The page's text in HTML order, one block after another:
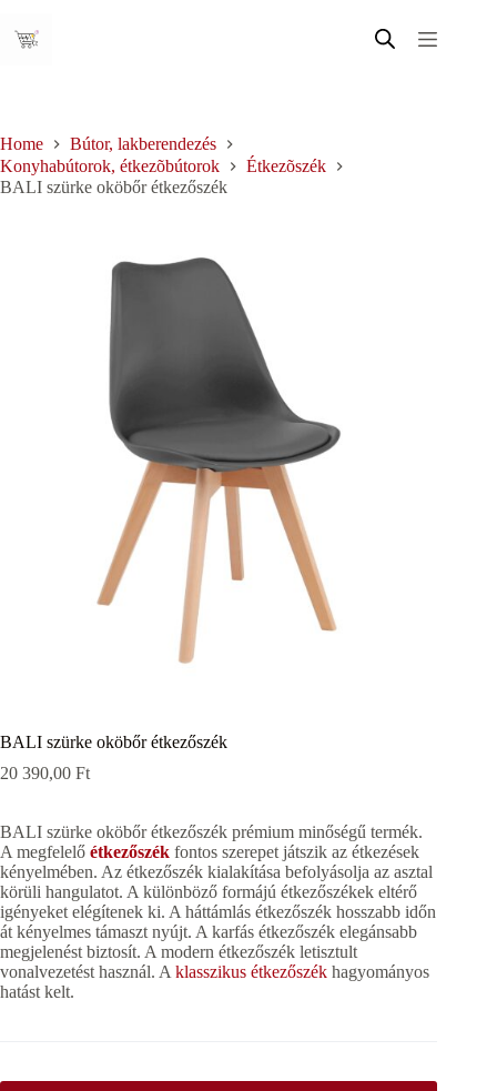
content
Home
Bútor, lakberendezés
Konyhabútorok, étkezõbútorok
Étkezõszék
BALI szürke oköbőr étkezőszék
BALI szürke oköbőr étkezőszék
20 390,00 Ft
BALI szürke oköbőr étkezőszék prémium minőségű termék.
A megfelelő étkezőszék fontos szerepet játszik az étkezések
kényelmében. Az étkezőszék kialakítása befolyásolja az asztal
körüli hangulatot. A különböző formájú étkezőszékek eltérő
igényeket elégítenek ki. A háttámlás étkezőszék hosszabb időn
át kényelmes támaszt nyújt. A karfás étkezőszék elegánsabb
megjelenést biztosít. A modern étkezőszék letisztult
vonalvezetést használ. A klasszikus étkezőszék hagyományos
hatást kelt.